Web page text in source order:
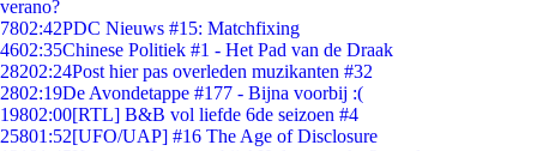
verano?
7802:42PDC Nieuws #15: Matchfixing
4602:35Chinese Politiek #1 - Het Pad van de Draak
28202:24Post hier pas overleden muzikanten #32
2802:19De Avondetappe #177 - Bijna voorbij :(
19802:00[RTL] B&B vol liefde 6de seizoen #4
25801:52[UFO/UAP] #16 The Age of Disclosure